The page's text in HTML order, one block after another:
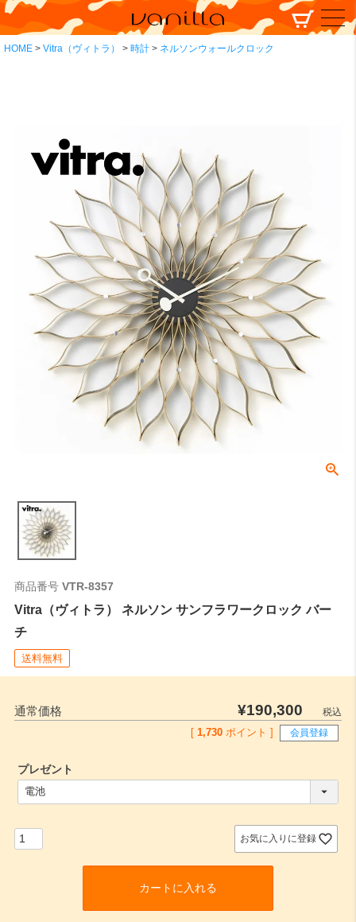
HOME Vitra（ヴィトラ） 時計 ネルソンウォールクロック
検索
商品番号 VTR-8357
Vitra（ヴィトラ） ネルソン サンフラワークロック バー
チ
送料無料
通常価格 ¥190,300
税込
1,730 ポイント ] 会員登録
プレゼント
お気に入りに登録
カートに入れる